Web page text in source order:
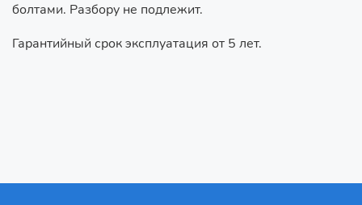
болтами. Разбору не подлежит.
Гарантийный срок эксплуатация от 5 лет.